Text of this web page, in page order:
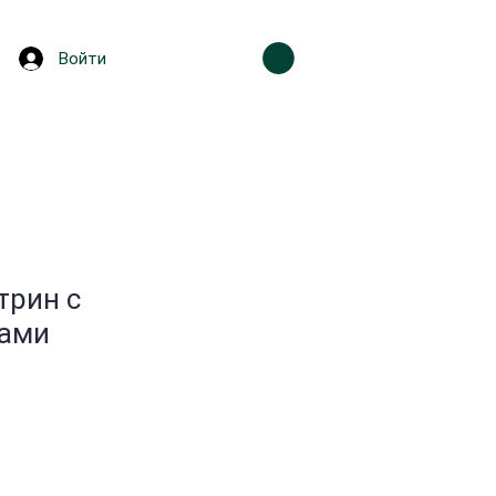
Войти
с